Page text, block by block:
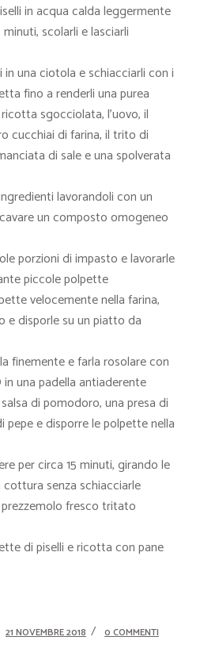
in acqua calda leggermente
scolarli e lasciarli
in una ciotola e schiacciarli con i
fino a renderli una purea
sgocciolata, l’uovo, il
cucchiai di farina, il trito di
di sale e una spolverata
lavorandoli con un
un composto omogeneo
porzioni di impasto e lavorarle
piccole polpette
velocemente nella farina,
e disporle su un piatto da
finemente e farla rosolare con
una padella antiaderente
di pomodoro, una presa di
pepe e disporre le polpette nella
per circa 15 minuti, girando le
senza schiacciarle
fresco tritato
di piselli e ricotta con pane
21 NOVEMBRE 2018 0 COMMENTI